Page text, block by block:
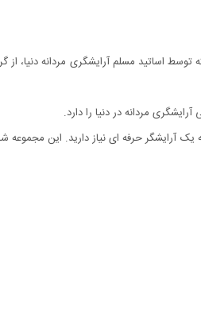
آرایشگر حرفه ای نیاز دارید. این مجموعه